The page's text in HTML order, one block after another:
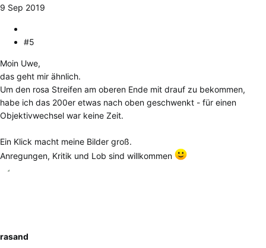
9 Sep 2019
#5
Moin Uwe,
das geht mir ähnlich.
Um den rosa Streifen am oberen Ende mit drauf zu bekommen,
habe ich das 200er etwas nach oben geschwenkt - für einen
Objektivwechsel war keine Zeit.
Ein Klick macht meine Bilder groß.
Anregungen, Kritik und Lob sind willkommen
rasand